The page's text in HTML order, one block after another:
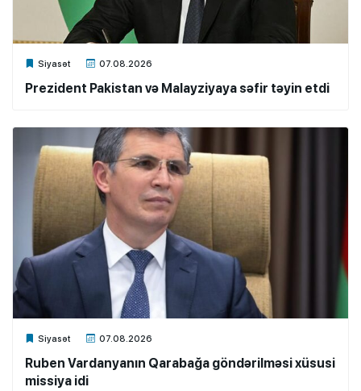
Siyasət 07.08.2026
Xalq.Online
Prezident Pakistan və Malayziyaya səfir təyin etdi
Siyasət 07.08.2026
Xalq.Online
Ruben Vardanyanın Qarabağa göndərilməsi xüsusi
missiya idi